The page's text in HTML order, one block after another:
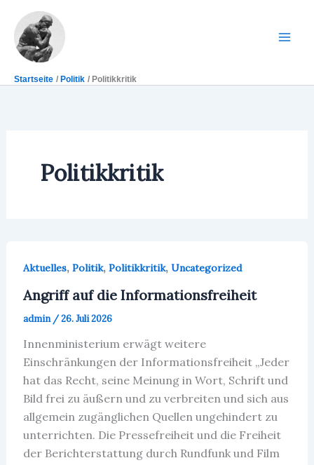
Inhalt
springen
Startseite Politik Politikkritik
Politikkritik
Aktuelles, Politik, Politikkritik, Uncategorized
Angriff auf die Informationsfreiheit
admin /26. Juli 2026
Innenministerium erwägt weitere
Einschränkungen der Informationsfreiheit „Jeder
hat das Recht, seine Meinung in Wort, Schrift und
Bild frei zu äußern und zu verbreiten und sich aus
allgemein zugänglichen Quellen ungehindert zu
unterrichten. Die Pressefreiheit und die Freiheit
der Berichterstattung durch Rundfunk und Film